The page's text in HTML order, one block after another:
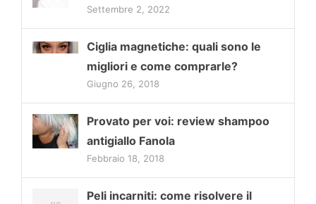
Settembre 2, 2022
Ciglia magnetiche: quali sono le
migliori e come comprarle?
Giugno 26, 2018
Provato per voi: review shampoo
antigiallo Fanola
Febbraio 18, 2018
Peli incarniti: come risolvere il